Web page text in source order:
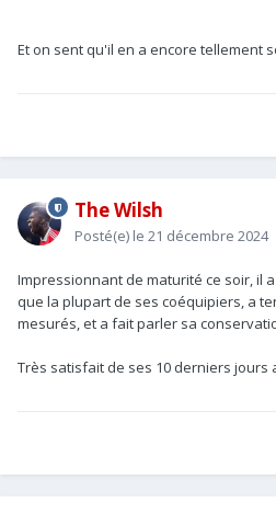
Et on sent qu'il en a encore tellement
The Wilsh
Posté(e) le 21 décembre 2024
Impressionnant de maturité ce soir, il
que la plupart de ses coéquipiers, a
mesurés, et a fait parler sa
Très satisfait de ses 10 derniers jours